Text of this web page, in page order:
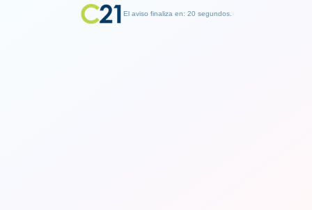
El aviso finaliza en: 19 segundos.